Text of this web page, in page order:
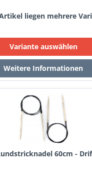
liegen mehrere
60cm -